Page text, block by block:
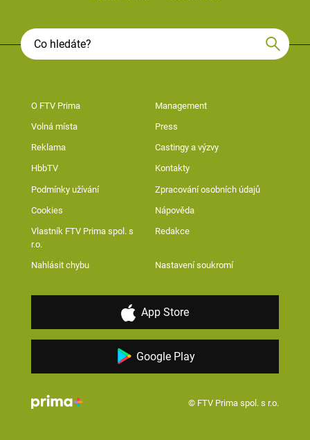
O FTV Prima Management
Volná místa Press
Reklama Castingy a výzvy
HbbTV Kontakty
Podmínky užívání Zpracování osobních údajů
Cookies Nápověda
Vlastník FTV Prima spol. s
r.o.
Redakce
Nahlásit chybu Nastavení soukromí
App Store
Google Play
© FTV Prima spol. s r.o.